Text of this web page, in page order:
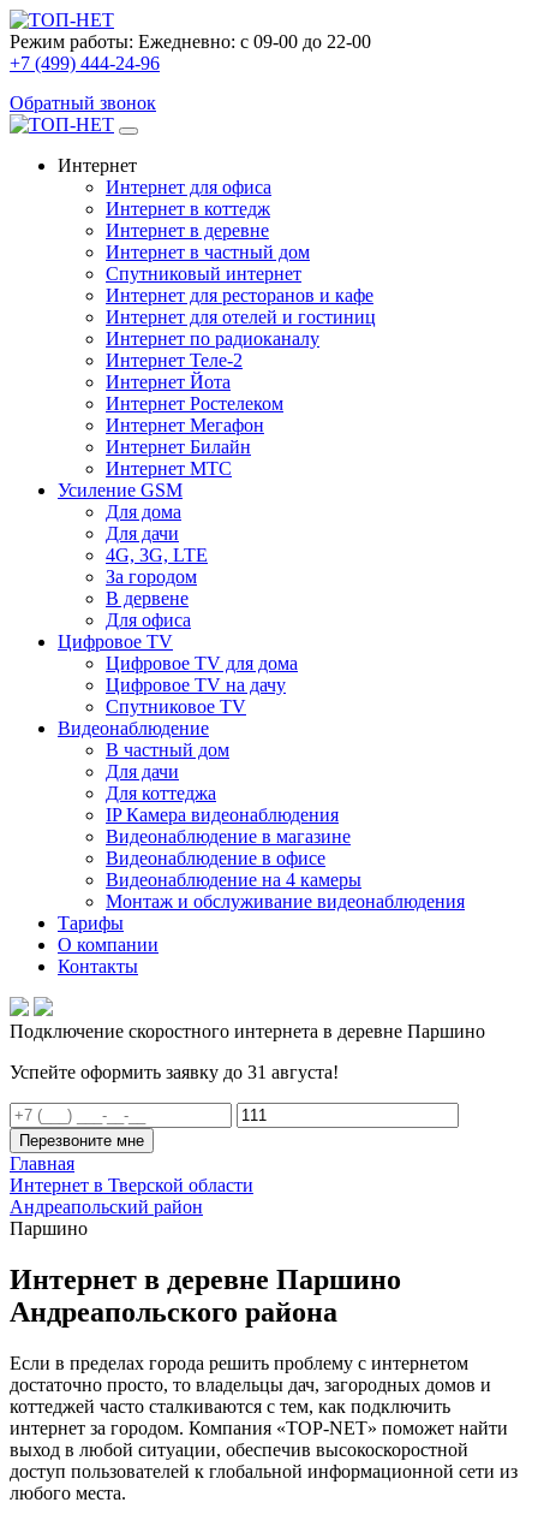
Режим работы: Ежедневно: с 09-00 до 22-00
+7 (499) 444-24-96
Обратный звонок
Интернет
Интернет для офиса
Интернет в коттедж
Интернет в деревне
Интернет в частный дом
Спутниковый интернет
Интернет для ресторанов и кафе
Интернет для отелей и гостиниц
Интернет по радиоканалу
Интернет Теле-2
Интернет Йота
Интернет Ростелеком
Интернет Мегафон
Интернет Билайн
Интернет МТС
Усиление GSM
Для дома
Для дачи
4G, 3G, LTE
За городом
В дервене
Для офиса
Цифровое TV
Цифровое TV для дома
Цифровое TV на дачу
Спутниковое TV
Видеонаблюдение
В частный дом
Для дачи
Для коттеджа
IP Камера видеонаблюдения
Видеонаблюдение в магазине
Видеонаблюдение в офисе
Видеонаблюдение на 4 камеры
Монтаж и обслуживание видеонаблюдения
Тарифы
О компании
Контакты
Подключение скоростного интернета в деревне Паршино
Успейте оформить заявку до 31 августа!
Перезвоните мне
Главная
Интернет в Тверской области
Андреапольский район
Паршино
Интернет в деревне Паршино
Андреапольского района
Если в пределах города решить проблему с интернетом
достаточно просто, то владельцы дач, загородных домов и
коттеджей часто сталкиваются с тем, как подключить
интернет за городом. Компания «TOP-NET» поможет найти
выход в любой ситуации, обеспечив высокоскоростной
доступ пользователей к глобальной информационной сети из
любого места.